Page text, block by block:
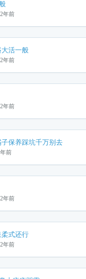
年前
大活一般
年前
年前
子保养踩坑千万别去
前
年前
柔式还行
年前